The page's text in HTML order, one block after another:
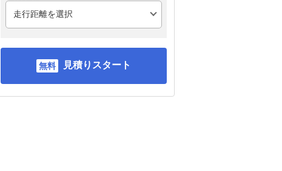
見積りスタート